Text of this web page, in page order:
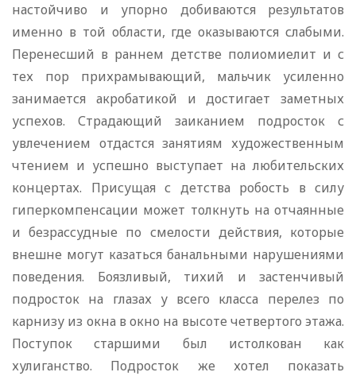
настойчиво и упорно добиваются результатов
именно в той области, где оказываются слабыми.
Перенесший в раннем детстве полиомиелит и с
тех пор прихрамывающий, мальчик усиленно
занимается акробатикой и достигает заметных
успехов. Страдающий заиканием подросток с
увлечением отдастся занятиям художественным
чтением и успешно выступает на любительских
концертах. Присущая с детства робость в силу
гиперкомпенсации может толкнуть на отчаянные
и безрассудные по смелости действия, которые
внешне могут казаться банальными нарушениями
поведения. Боязливый, тихий и застенчивый
подросток на глазах у всего класса перелез по
карнизу из окна в окно на высоте четвертого этажа.
Поступок старшими был истолкован как
хулиганство. Подросток же хотел показать